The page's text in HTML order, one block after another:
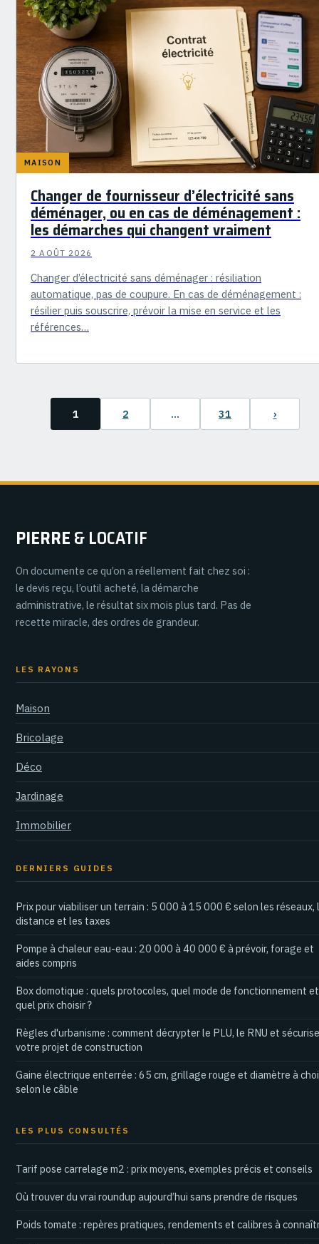
MAISON
Changer de fournisseur d’électricité sans
déménager, ou en cas de déménagement :
les démarches qui changent vraiment
2 AOÛT 2026
Changer d’électricité sans déménager : résiliation
automatique, pas de coupure. En cas de déménagement :
résilier puis souscrire, prévoir la mise en service et les
références…
1 2 … 31 ›
PIERRE& LOCATIF
On documente ce qu’on a réellement fait chez soi :
le devis reçu, l’outil acheté, la démarche
administrative, le résultat six mois plus tard. Pas de
recette miracle, des ordres de grandeur.
LES RAYONS
Maison
Bricolage
Déco
Jardinage
Immobilier
DERNIERS GUIDES
Prix pour viabiliser un terrain : 5 000 à 15 000 € selon les réseaux,
distance et les taxes
Pompe à chaleur eau-eau : 20 000 à 40 000 € à prévoir, forage et
aides compris
Box domotique : quels protocoles, quel mode de fonctionnement et
quel prix choisir ?
Règles d'urbanisme : comment décrypter le PLU, le RNU et
votre projet de construction
Gaine électrique enterrée : 65 cm, grillage rouge et diamètre à
selon le câble
LES PLUS CONSULTÉS
Tarif pose carrelage m2 : prix moyens, exemples précis et conseils
Où trouver du vrai roundup aujourd’hui sans prendre de risques
Poids tomate : repères pratiques, rendements et calibres à